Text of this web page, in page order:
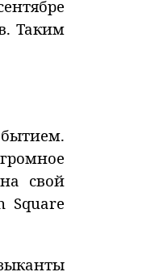
Таким
свой
Square